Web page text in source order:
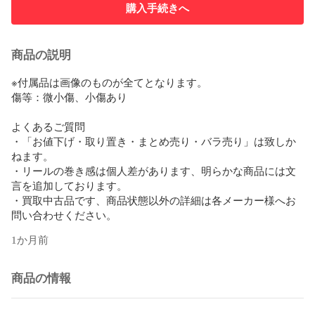
購入手続きへ
商品の説明
※付属品は画像のものが全てとなります。
傷等：微小傷、小傷あり
よくあるご質問
・「お値下げ・取り置き・まとめ売り・バラ売り」は致しか
ねます。
・リールの巻き感は個人差があります、明らかな商品には文
言を追加しております。
・買取中古品です、商品状態以外の詳細は各メーカー様へお
問い合わせください。
1か月前
商品の情報